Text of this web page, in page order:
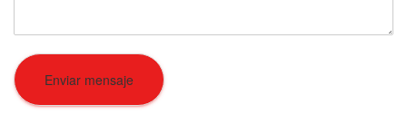
Enviar mensaje